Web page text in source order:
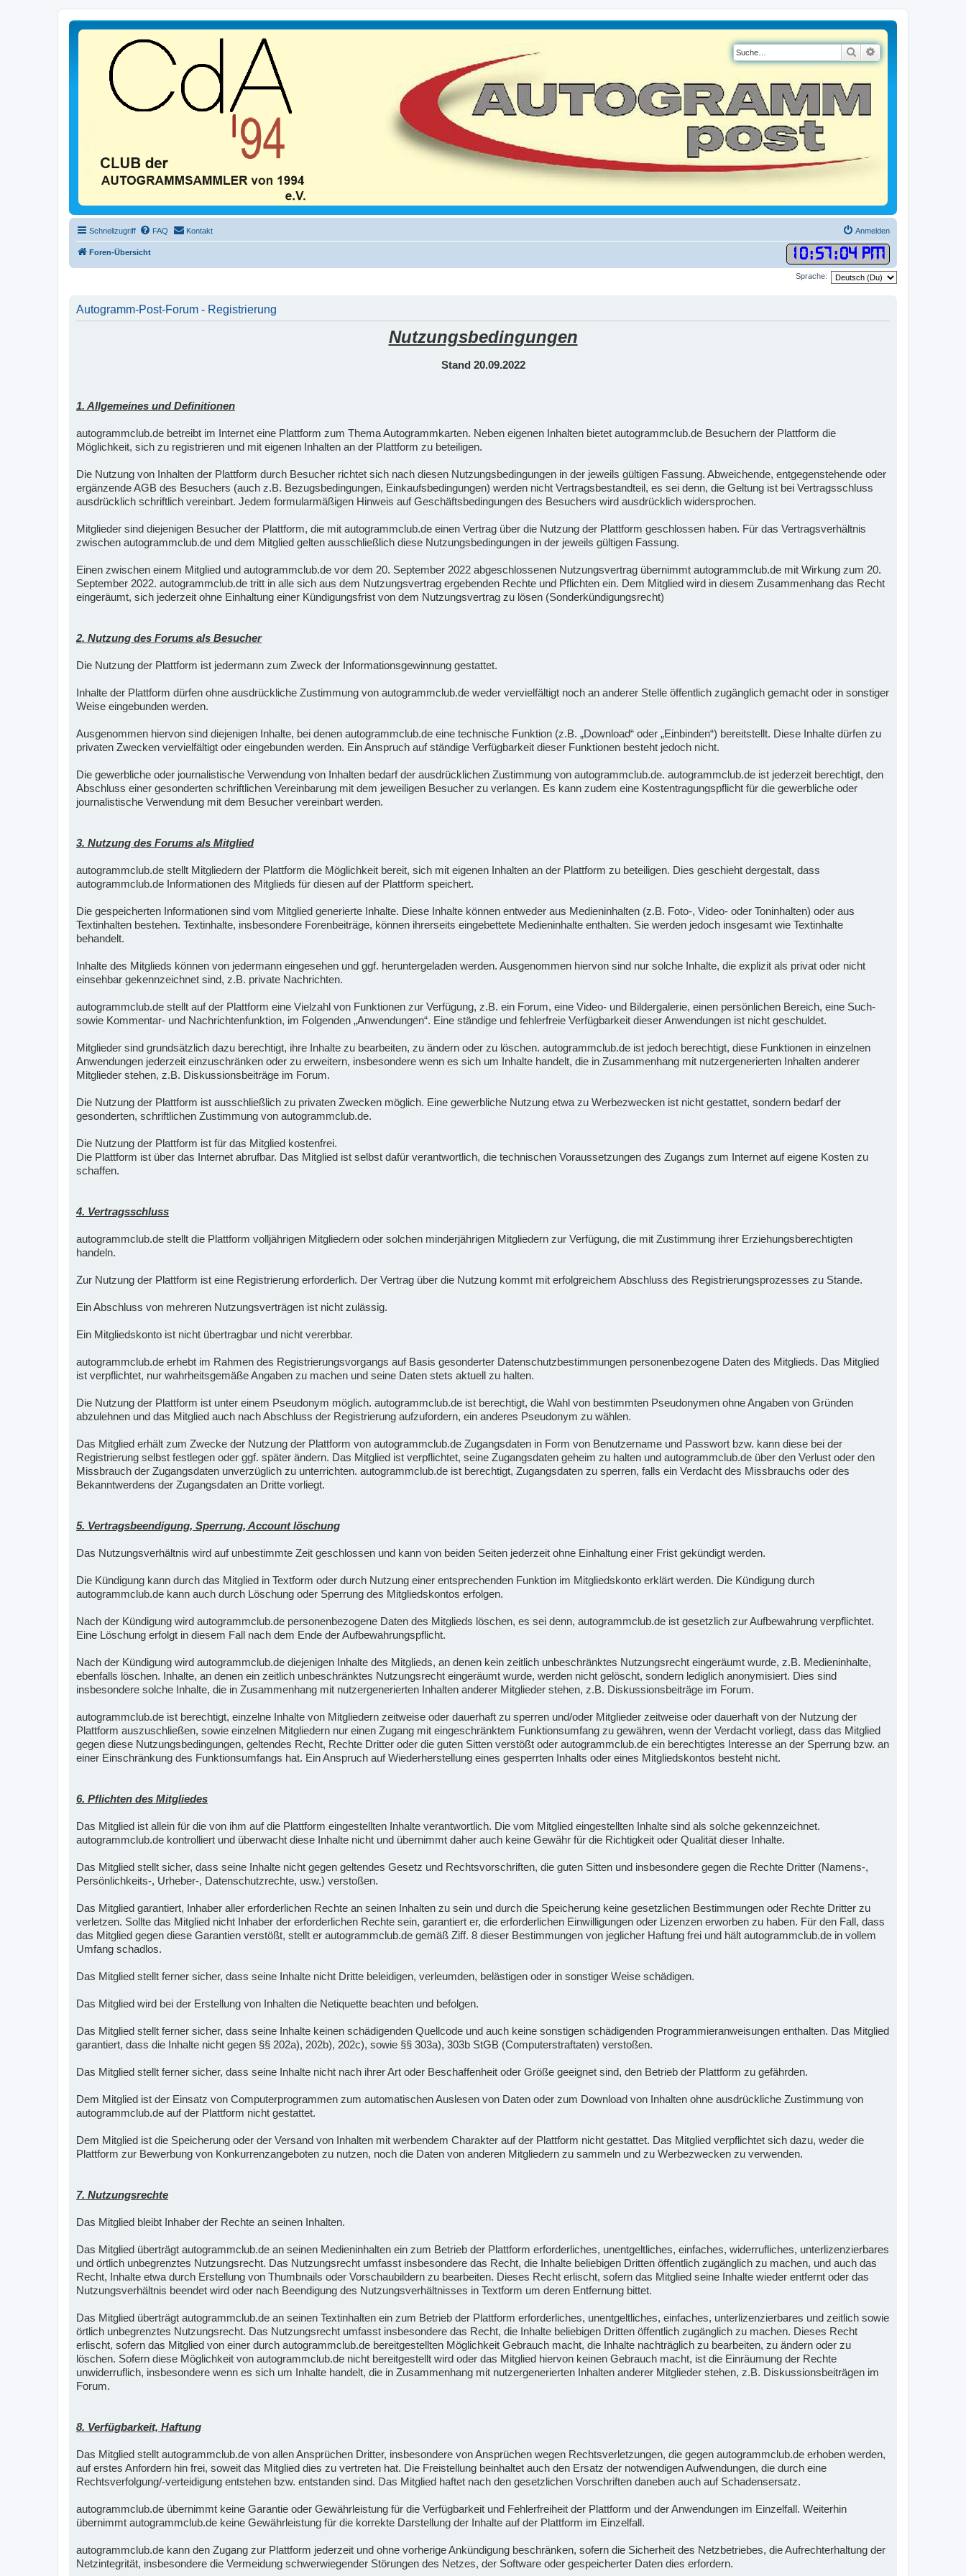
Suche
Schnellzugriff FAQ Kontakt Anmelden
Foren-Übersicht 10:57:05 PM
Sprache:
Autogramm-Post-Forum - Registrierung
Nutzungsbedingungen
Stand 20.09.2022
1. Allgemeines und Definitionen
autogrammclub.de betreibt im Internet eine Plattform zum Thema Autogrammkarten. Neben eigenen Inhalten bietet autogrammclub.de Besuchern der Plattform die
Möglichkeit, sich zu registrieren und mit eigenen Inhalten an der Plattform zu beteiligen.
Die Nutzung von Inhalten der Plattform durch Besucher richtet sich nach diesen Nutzungsbedingungen in der jeweils gültigen Fassung. Abweichende, entgegenstehende oder
ergänzende AGB des Besuchers (auch z.B. Bezugsbedingungen, Einkaufsbedingungen) werden nicht Vertragsbestandteil, es sei denn, die Geltung ist bei Vertragsschluss
ausdrücklich schriftlich vereinbart. Jedem formularmäßigen Hinweis auf Geschäftsbedingungen des Besuchers wird ausdrücklich widersprochen.
Mitglieder sind diejenigen Besucher der Plattform, die mit autogrammclub.de einen Vertrag über die Nutzung der Plattform geschlossen haben. Für das Vertragsverhältnis
zwischen autogrammclub.de und dem Mitglied gelten ausschließlich diese Nutzungsbedingungen in der jeweils gültigen Fassung.
Einen zwischen einem Mitglied und autogrammclub.de vor dem 20. September 2022 abgeschlossenen Nutzungsvertrag übernimmt autogrammclub.de mit Wirkung zum 20.
September 2022. autogrammclub.de tritt in alle sich aus dem Nutzungsvertrag ergebenden Rechte und Pflichten ein. Dem Mitglied wird in diesem Zusammenhang das Recht
eingeräumt, sich jederzeit ohne Einhaltung einer Kündigungsfrist von dem Nutzungsvertrag zu lösen (Sonderkündigungsrecht)
2. Nutzung des Forums als Besucher
Die Nutzung der Plattform ist jedermann zum Zweck der Informationsgewinnung gestattet.
Inhalte der Plattform dürfen ohne ausdrückliche Zustimmung von autogrammclub.de weder vervielfältigt noch an anderer Stelle öffentlich zugänglich gemacht oder in sonstiger
Weise eingebunden werden.
Ausgenommen hiervon sind diejenigen Inhalte, bei denen autogrammclub.de eine technische Funktion (z.B. „Download“ oder „Einbinden“) bereitstellt. Diese Inhalte dürfen zu
privaten Zwecken vervielfältigt oder eingebunden werden. Ein Anspruch auf ständige Verfügbarkeit dieser Funktionen besteht jedoch nicht.
Die gewerbliche oder journalistische Verwendung von Inhalten bedarf der ausdrücklichen Zustimmung von autogrammclub.de. autogrammclub.de ist jederzeit berechtigt, den
Abschluss einer gesonderten schriftlichen Vereinbarung mit dem jeweiligen Besucher zu verlangen. Es kann zudem eine Kostentragungspflicht für die gewerbliche oder
journalistische Verwendung mit dem Besucher vereinbart werden.
3. Nutzung des Forums als Mitglied
autogrammclub.de stellt Mitgliedern der Plattform die Möglichkeit bereit, sich mit eigenen Inhalten an der Plattform zu beteiligen. Dies geschieht dergestalt, dass
autogrammclub.de Informationen des Mitglieds für diesen auf der Plattform speichert.
Die gespeicherten Informationen sind vom Mitglied generierte Inhalte. Diese Inhalte können entweder aus Medieninhalten (z.B. Foto-, Video- oder Toninhalten) oder aus
Textinhalten bestehen. Textinhalte, insbesondere Forenbeiträge, können ihrerseits eingebettete Medieninhalte enthalten. Sie werden jedoch insgesamt wie Textinhalte
behandelt.
Inhalte des Mitglieds können von jedermann eingesehen und ggf. heruntergeladen werden. Ausgenommen hiervon sind nur solche Inhalte, die explizit als privat oder nicht
einsehbar gekennzeichnet sind, z.B. private Nachrichten.
autogrammclub.de stellt auf der Plattform eine Vielzahl von Funktionen zur Verfügung, z.B. ein Forum, eine Video- und Bildergalerie, einen persönlichen Bereich, eine Such-
sowie Kommentar- und Nachrichtenfunktion, im Folgenden „Anwendungen“. Eine ständige und fehlerfreie Verfügbarkeit dieser Anwendungen ist nicht geschuldet.
Mitglieder sind grundsätzlich dazu berechtigt, ihre Inhalte zu bearbeiten, zu ändern oder zu löschen. autogrammclub.de ist jedoch berechtigt, diese Funktionen in einzelnen
Anwendungen jederzeit einzuschränken oder zu erweitern, insbesondere wenn es sich um Inhalte handelt, die in Zusammenhang mit nutzergenerierten Inhalten anderer
Mitglieder stehen, z.B. Diskussionsbeiträge im Forum.
Die Nutzung der Plattform ist ausschließlich zu privaten Zwecken möglich. Eine gewerbliche Nutzung etwa zu Werbezwecken ist nicht gestattet, sondern bedarf der
gesonderten, schriftlichen Zustimmung von autogrammclub.de.
Die Nutzung der Plattform ist für das Mitglied kostenfrei.
Die Plattform ist über das Internet abrufbar. Das Mitglied ist selbst dafür verantwortlich, die technischen Voraussetzungen des Zugangs zum Internet auf eigene Kosten zu
schaffen.
4. Vertragsschluss
autogrammclub.de stellt die Plattform volljährigen Mitgliedern oder solchen minderjährigen Mitgliedern zur Verfügung, die mit Zustimmung ihrer Erziehungsberechtigten
handeln.
Zur Nutzung der Plattform ist eine Registrierung erforderlich. Der Vertrag über die Nutzung kommt mit erfolgreichem Abschluss des Registrierungsprozesses zu Stande.
Ein Abschluss von mehreren Nutzungsverträgen ist nicht zulässig.
Ein Mitgliedskonto ist nicht übertragbar und nicht vererbbar.
autogrammclub.de erhebt im Rahmen des Registrierungsvorgangs auf Basis gesonderter Datenschutzbestimmungen personenbezogene Daten des Mitglieds. Das Mitglied
ist verpflichtet, nur wahrheitsgemäße Angaben zu machen und seine Daten stets aktuell zu halten.
Die Nutzung der Plattform ist unter einem Pseudonym möglich. autogrammclub.de ist berechtigt, die Wahl von bestimmten Pseudonymen ohne Angaben von Gründen
abzulehnen und das Mitglied auch nach Abschluss der Registrierung aufzufordern, ein anderes Pseudonym zu wählen.
Das Mitglied erhält zum Zwecke der Nutzung der Plattform von autogrammclub.de Zugangsdaten in Form von Benutzername und Passwort bzw. kann diese bei der
Registrierung selbst festlegen oder ggf. später ändern. Das Mitglied ist verpflichtet, seine Zugangsdaten geheim zu halten und autogrammclub.de über den Verlust oder den
Missbrauch der Zugangsdaten unverzüglich zu unterrichten. autogrammclub.de ist berechtigt, Zugangsdaten zu sperren, falls ein Verdacht des Missbrauchs oder des
Bekanntwerdens der Zugangsdaten an Dritte vorliegt.
5. Vertragsbeendigung, Sperrung, Account löschung
Das Nutzungsverhältnis wird auf unbestimmte Zeit geschlossen und kann von beiden Seiten jederzeit ohne Einhaltung einer Frist gekündigt werden.
Die Kündigung kann durch das Mitglied in Textform oder durch Nutzung einer entsprechenden Funktion im Mitgliedskonto erklärt werden. Die Kündigung durch
autogrammclub.de kann auch durch Löschung oder Sperrung des Mitgliedskontos erfolgen.
Nach der Kündigung wird autogrammclub.de personenbezogene Daten des Mitglieds löschen, es sei denn, autogrammclub.de ist gesetzlich zur Aufbewahrung verpflichtet.
Eine Löschung erfolgt in diesem Fall nach dem Ende der Aufbewahrungspflicht.
Nach der Kündigung wird autogrammclub.de diejenigen Inhalte des Mitglieds, an denen kein zeitlich unbeschränktes Nutzungsrecht eingeräumt wurde, z.B. Medieninhalte,
ebenfalls löschen. Inhalte, an denen ein zeitlich unbeschränktes Nutzungsrecht eingeräumt wurde, werden nicht gelöscht, sondern lediglich anonymisiert. Dies sind
insbesondere solche Inhalte, die in Zusammenhang mit nutzergenerierten Inhalten anderer Mitglieder stehen, z.B. Diskussionsbeiträge im Forum.
autogrammclub.de ist berechtigt, einzelne Inhalte von Mitgliedern zeitweise oder dauerhaft zu sperren und/oder Mitglieder zeitweise oder dauerhaft von der Nutzung der
Plattform auszuschließen, sowie einzelnen Mitgliedern nur einen Zugang mit eingeschränktem Funktionsumfang zu gewähren, wenn der Verdacht vorliegt, dass das Mitglied
gegen diese Nutzungsbedingungen, geltendes Recht, Rechte Dritter oder die guten Sitten verstößt oder autogrammclub.de ein berechtigtes Interesse an der Sperrung bzw. an
einer Einschränkung des Funktionsumfangs hat. Ein Anspruch auf Wiederherstellung eines gesperrten Inhalts oder eines Mitgliedskontos besteht nicht.
6. Pflichten des Mitgliedes
Das Mitglied ist allein für die von ihm auf die Plattform eingestellten Inhalte verantwortlich. Die vom Mitglied eingestellten Inhalte sind als solche gekennzeichnet.
autogrammclub.de kontrolliert und überwacht diese Inhalte nicht und übernimmt daher auch keine Gewähr für die Richtigkeit oder Qualität dieser Inhalte.
Das Mitglied stellt sicher, dass seine Inhalte nicht gegen geltendes Gesetz und Rechtsvorschriften, die guten Sitten und insbesondere gegen die Rechte Dritter (Namens-,
Persönlichkeits-, Urheber-, Datenschutzrechte, usw.) verstoßen.
Das Mitglied garantiert, Inhaber aller erforderlichen Rechte an seinen Inhalten zu sein und durch die Speicherung keine gesetzlichen Bestimmungen oder Rechte Dritter zu
verletzen. Sollte das Mitglied nicht Inhaber der erforderlichen Rechte sein, garantiert er, die erforderlichen Einwilligungen oder Lizenzen erworben zu haben. Für den Fall, dass
das Mitglied gegen diese Garantien verstößt, stellt er autogrammclub.de gemäß Ziff. 8 dieser Bestimmungen von jeglicher Haftung frei und hält autogrammclub.de in vollem
Umfang schadlos.
Das Mitglied stellt ferner sicher, dass seine Inhalte nicht Dritte beleidigen, verleumden, belästigen oder in sonstiger Weise schädigen.
Das Mitglied wird bei der Erstellung von Inhalten die Netiquette beachten und befolgen.
Das Mitglied stellt ferner sicher, dass seine Inhalte keinen schädigenden Quellcode und auch keine sonstigen schädigenden Programmieranweisungen enthalten. Das Mitglied
garantiert, dass die Inhalte nicht gegen §§ 202a), 202b), 202c), sowie §§ 303a), 303b StGB (Computerstraftaten) verstoßen.
Das Mitglied stellt ferner sicher, dass seine Inhalte nicht nach ihrer Art oder Beschaffenheit oder Größe geeignet sind, den Betrieb der Plattform zu gefährden.
Dem Mitglied ist der Einsatz von Computerprogrammen zum automatischen Auslesen von Daten oder zum Download von Inhalten ohne ausdrückliche Zustimmung von
autogrammclub.de auf der Plattform nicht gestattet.
Dem Mitglied ist die Speicherung oder der Versand von Inhalten mit werbendem Charakter auf der Plattform nicht gestattet. Das Mitglied verpflichtet sich dazu, weder die
Plattform zur Bewerbung von Konkurrenzangeboten zu nutzen, noch die Daten von anderen Mitgliedern zu sammeln und zu Werbezwecken zu verwenden.
7. Nutzungsrechte
Das Mitglied bleibt Inhaber der Rechte an seinen Inhalten.
Das Mitglied überträgt autogrammclub.de an seinen Medieninhalten ein zum Betrieb der Plattform erforderliches, unentgeltliches, einfaches, widerrufliches, unterlizenzierbares
und örtlich unbegrenztes Nutzungsrecht. Das Nutzungsrecht umfasst insbesondere das Recht, die Inhalte beliebigen Dritten öffentlich zugänglich zu machen, und auch das
Recht, Inhalte etwa durch Erstellung von Thumbnails oder Vorschaubildern zu bearbeiten. Dieses Recht erlischt, sofern das Mitglied seine Inhalte wieder entfernt oder das
Nutzungsverhältnis beendet wird oder nach Beendigung des Nutzungsverhältnisses in Textform um deren Entfernung bittet.
Das Mitglied überträgt autogrammclub.de an seinen Textinhalten ein zum Betrieb der Plattform erforderliches, unentgeltliches, einfaches, unterlizenzierbares und zeitlich sowie
örtlich unbegrenztes Nutzungsrecht. Das Nutzungsrecht umfasst insbesondere das Recht, die Inhalte beliebigen Dritten öffentlich zugänglich zu machen. Dieses Recht
erlischt, sofern das Mitglied von einer durch autogrammclub.de bereitgestellten Möglichkeit Gebrauch macht, die Inhalte nachträglich zu bearbeiten, zu ändern oder zu
löschen. Sofern diese Möglichkeit von autogrammclub.de nicht bereitgestellt wird oder das Mitglied hiervon keinen Gebrauch macht, ist die Einräumung der Rechte
unwiderruflich, insbesondere wenn es sich um Inhalte handelt, die in Zusammenhang mit nutzergenerierten Inhalten anderer Mitglieder stehen, z.B. Diskussionsbeiträgen im
Forum.
8. Verfügbarkeit, Haftung
Das Mitglied stellt autogrammclub.de von allen Ansprüchen Dritter, insbesondere von Ansprüchen wegen Rechtsverletzungen, die gegen autogrammclub.de erhoben werden,
auf erstes Anfordern hin frei, soweit das Mitglied dies zu vertreten hat. Die Freistellung beinhaltet auch den Ersatz der notwendigen Aufwendungen, die durch eine
Rechtsverfolgung/-verteidigung entstehen bzw. entstanden sind. Das Mitglied haftet nach den gesetzlichen Vorschriften daneben auch auf Schadensersatz.
autogrammclub.de übernimmt keine Garantie oder Gewährleistung für die Verfügbarkeit und Fehlerfreiheit der Plattform und der Anwendungen im Einzelfall. Weiterhin
übernimmt autogrammclub.de keine Gewährleistung für die korrekte Darstellung der Inhalte auf der Plattform im Einzelfall.
autogrammclub.de kann den Zugang zur Plattform jederzeit und ohne vorherige Ankündigung beschränken, sofern die Sicherheit des Netzbetriebes, die Aufrechterhaltung der
Netzintegrität, insbesondere die Vermeidung schwerwiegender Störungen des Netzes, der Software oder gespeicherter Daten dies erfordern.